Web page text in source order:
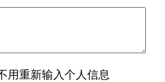
用重新输入个人信息